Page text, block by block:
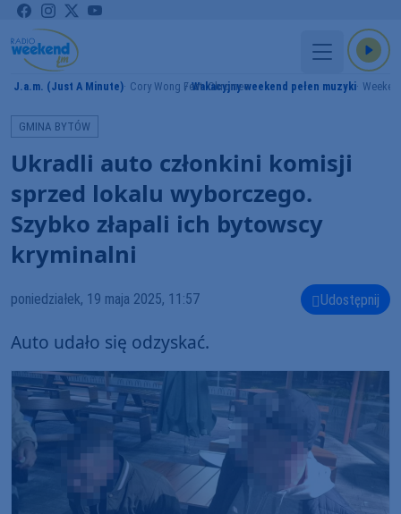
J.a.m. (Just A Minute) Cory Wong Feat. ChromeoWakacyjny weekend pełen muzyki
GMINA BYTÓW
Ukradli auto członkini komisji
sprzed lokalu wyborczego.
Szybko złapali ich bytowscy
kryminalni
poniedziałek, 19 maja 2025, 11:57 Udostępnij
Auto udało się odzyskać.